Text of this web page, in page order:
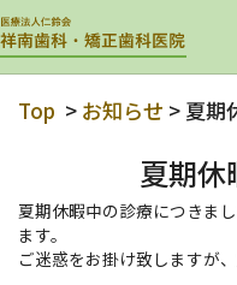
Top > お知らせ > 夏期
夏期休
夏期休暇中の診療につきま
ます。
ご迷惑をお掛け致しますが